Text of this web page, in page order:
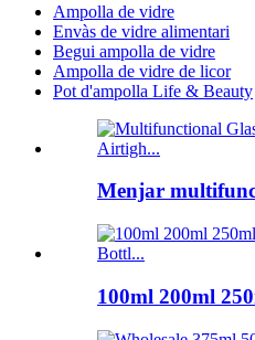
Ampolla de vidre
Envàs de vidre alimentari
Begui ampolla de vidre
Ampolla de vidre de licor
Pot d'ampolla Life & Beauty
Menjar
100ml 200ml